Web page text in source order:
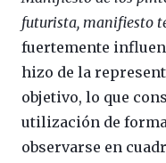
futurista, manifiesto
fuertemente
hizo de la
objetivo, lo que
utilización de
observarse en